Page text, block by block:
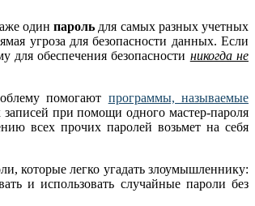
одинпароль для самых разных учетных
угроза для безопасности данных. Если
обеспечения безопасности никогда не
помогают программы, называемые
при помощи одного мастер-пароля
всех прочих паролей возьмет на себя
которые легко угадать злоумышленнику:
и использовать случайные пароли без